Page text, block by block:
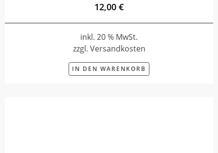
12,00 €
inkl. 20 % MwSt.
zzgl. Versandkosten
IN DEN WARENKORB